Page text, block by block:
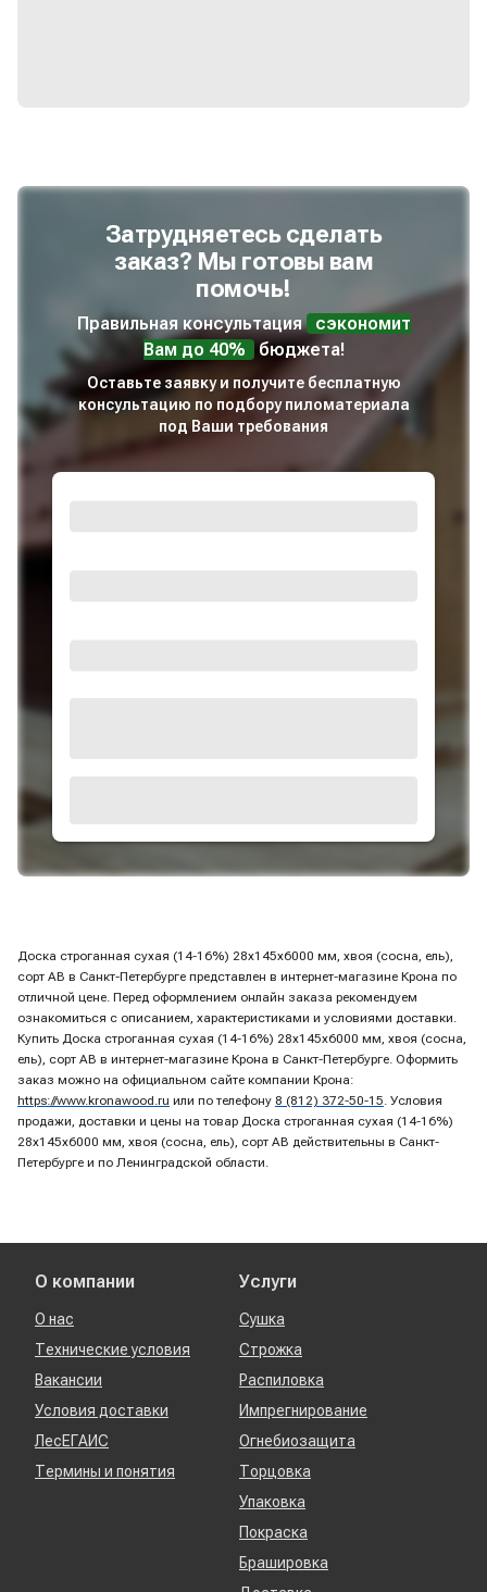
Затрудняетесь сделать
заказ? Мы готовы вам
помочь!
Правильная консультация
сэкономит
Вам до 40%
бюджета!
Оставьте заявку и получите бесплатную
консультацию по подбору пиломатериала
под Ваши требования
Доска строганная сухая (14-16%) 28х145х6000 мм, хвоя (сосна, ель),
сорт AB в Санкт-Петербурге представлен в интернет-магазине Крона по
отличной цене. Перед оформлением онлайн заказа рекомендуем
ознакомиться с описанием, характеристиками и условиями доставки.
Купить Доска строганная сухая (14-16%) 28х145х6000 мм, хвоя (сосна,
ель), сорт AB в интернет-магазине Крона в Санкт-Петербурге. Оформить
заказ можно на официальном сайте компании Крона:
https://www.kronawood.ru или по телефону 8 (812) 372-50-15. Условия
продажи, доставки и цены на товар Доска строганная сухая (14-16%)
28х145х6000 мм, хвоя (сосна, ель), сорт AB действительны в Санкт-
Петербурге и по Ленинградской области.
О компании
О нас
Технические условия
Вакансии
Условия доставки
ЛесЕГАИС
Термины и понятия
Услуги
Сушка
Строжка
Распиловка
Импрегнирование
Огнебиозащита
Торцовка
Упаковка
Покраска
Брашировка